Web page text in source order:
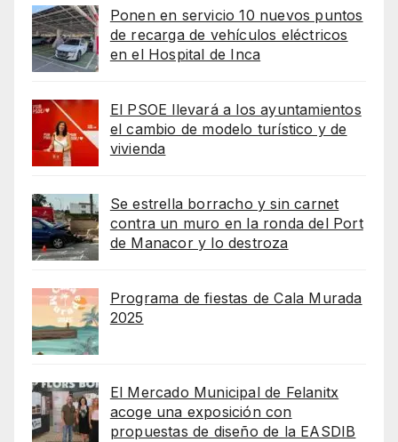
Ponen en servicio 10 nuevos puntos
de recarga de vehículos eléctricos
en el Hospital de Inca
El PSOE llevará a los ayuntamientos
el cambio de modelo turístico y de
vivienda
Se estrella borracho y sin carnet
contra un muro en la ronda del Port
de Manacor y lo destroza
Programa de fiestas de Cala Murada
2025
El Mercado Municipal de Felanitx
acoge una exposición con
propuestas de diseño de la EASDIB